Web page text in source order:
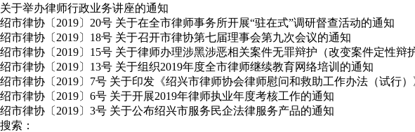
关于举办律师行政业务讲座的通知
绍市律协〔2019〕20号 关于在全市律师事务所开展“驻在式”调研督查活动的通知
绍市律协〔2019〕18号 关于召开市律协第七届理事会第九次会议的通知
绍市律协〔2019〕15号 关于律师办理涉黑涉恶相关案件无罪辩护（改变案件定性辩
绍市律协〔2019〕13号 关于组织2019年度全市律师继续教育网络培训的通知
绍市律协〔2019〕7号 关于印发《绍兴市律师协会律师慰问和救助工作办法（试行
绍市律协〔2019〕6号 关于开展2019年律师执业年度考核工作的通知
绍市律协〔2019〕3号 关于公布绍兴市服务民企法律服务产品的通知
搜索：